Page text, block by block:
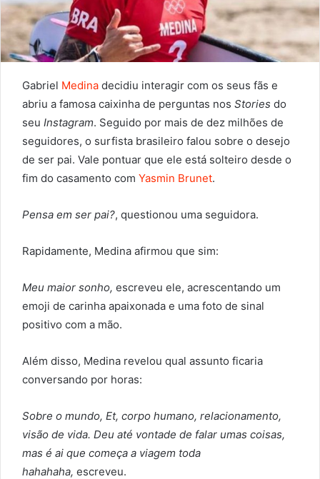
Gabriel Medina decidiu interagir com os seus fãs e
abriu a famosa caixinha de perguntas nos Stories do
seu Instagram. Seguido por mais de dez milhões de
seguidores, o surfista brasileiro falou sobre o desejo
de ser pai. Vale pontuar que ele está solteiro desde o
fim do casamento com Yasmin Brunet.
Pensa em ser pai?, questionou uma seguidora.
Rapidamente, Medina afirmou que sim:
Meu maior sonho, escreveu ele, acrescentando um
emoji de carinha apaixonada e uma foto de sinal
positivo com a mão.
Além disso, Medina revelou qual assunto ficaria
conversando por horas:
Sobre o mundo, Et, corpo humano, relacionamento,
visão de vida. Deu até vontade de falar umas coisas,
mas é ai que começa a viagem toda
hahahaha, escreveu.